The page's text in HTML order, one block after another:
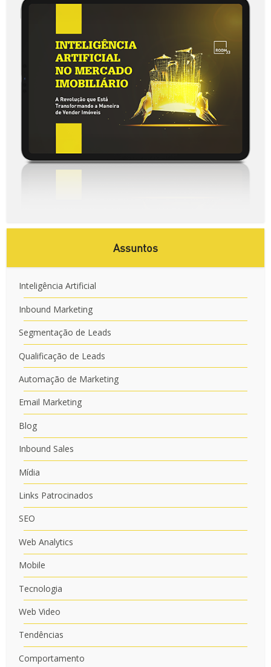
Assuntos
Inteligência Artificial
Inbound Marketing
Segmentação de Leads
Qualificação de Leads
Automação de Marketing
Email Marketing
Blog
Inbound Sales
Mídia
Links Patrocinados
SEO
Web Analytics
Mobile
Tecnologia
Web Video
Tendências
Comportamento